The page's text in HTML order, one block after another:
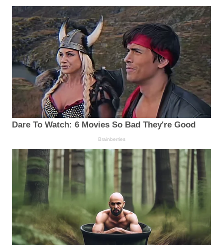
Dare To Watch: 6 Movies So Bad They're Good
Brainberries